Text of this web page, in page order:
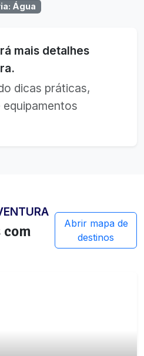
: Água
mais detalhes
dicas práticas,
com
Abrir mapa de
destinos